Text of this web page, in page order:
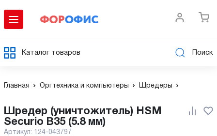
Каталог товаров Поиск
Главная Оргтехника и компьютеры Шредеры
Шредер (уничтожитель) HSM
Securio B35 (5.8 мм)
Артикул: 124-043797